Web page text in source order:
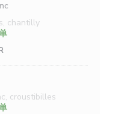
chantilly
croustibilles